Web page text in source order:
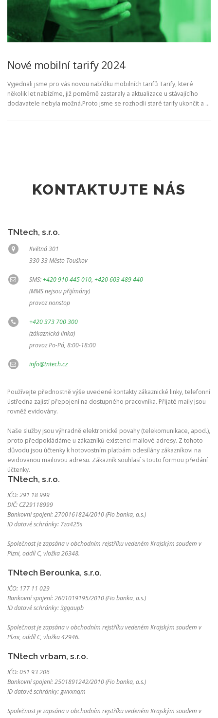
Nové mobilní tarify 2024
Vyjednali jsme pro vás novou nabídku mobilních tarifů Tarify, které
několik let nabízíme, již poměrně zastaraly a aktualizace u stávajícího
dodavatele nebyla možná.Proto jsme se rozhodli staré tarify ukončit a …
KONTAKTUJTE NÁS
TNtech, s.r.o.
Květná 301
330 33 Město Touškov
SMS:+420 910 445 010, +420 603 489 440
(MMS nejsou přijímány)
provoz nonstop
+420 373 700 300
(zákaznická linka)
provoz Po-Pá, 8:00-18:00
info@tntech.cz
Používejte přednostně výše uvedené kontakty zákaznické linky, telefonní
ústředna zajistí přepojení na dostupného pracovníka. Přijaté maily jsou
rovněž evidovány.
Naše služby jsou výhradně elektronické povahy (telekomunikace, apod.),
proto předpokládáme u zákazníků existenci mailové adresy. Z tohoto
důvodu jsou účtenky k hotovostním platbám odesílány zákazníkovi na
evidovanou mailovou adresu. Zákazník souhlasí s touto formou předání
účtenky.
TNtech, s.r.o.
IČO: 291 18 999
DIČ: CZ29118999
Bankovní spojení: 2700161824/2010 (Fio banka, a.s.)
ID datové schránky: 7za425s
Společnost je zapsána v obchodním rejstříku vedeném Krajským soudem v
Plzni, oddíl C, vložka 26348.
TNtech Berounka, s.r.o.
IČO: 177 11 029
Bankovní spojení: 2601019195/2010 (Fio banka, a.s.)
ID datové schránky: 3gqaupb
Společnost je zapsána v obchodním rejstříku vedeném Krajským soudem v
Plzni, oddíl C, vložka 42946.
TNtech vrbam, s.r.o.
IČO: 051 93 206
Bankovní spojení: 2501891242/2010 (Fio banka, a.s.)
ID datové schránky: gwvxnqm
Společnost je zapsána v obchodním rejstříku vedeném Krajským soudem v